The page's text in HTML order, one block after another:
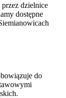
dzielnice
dostępne
do